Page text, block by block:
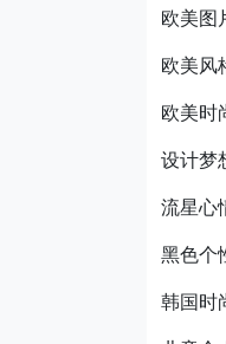
欧美图
欧美风
欧美时
设计梦
流星心
黑色个
韩国时